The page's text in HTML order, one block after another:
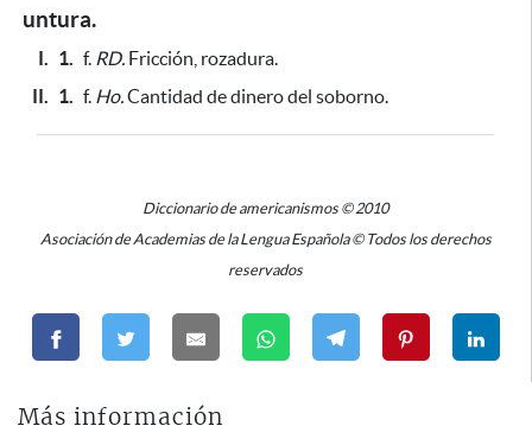
untura.
I. 1. f. RD. Fricción, rozadura.
II. 1. f. Ho.Cantidad de dinero del soborno.
Diccionario de americanismos © 2010
Asociación de Academias de la Lengua Española © Todos los derechos
reservados
Más información